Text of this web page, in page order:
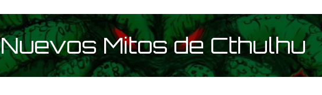
Nuevos Mitos de Cthulhu